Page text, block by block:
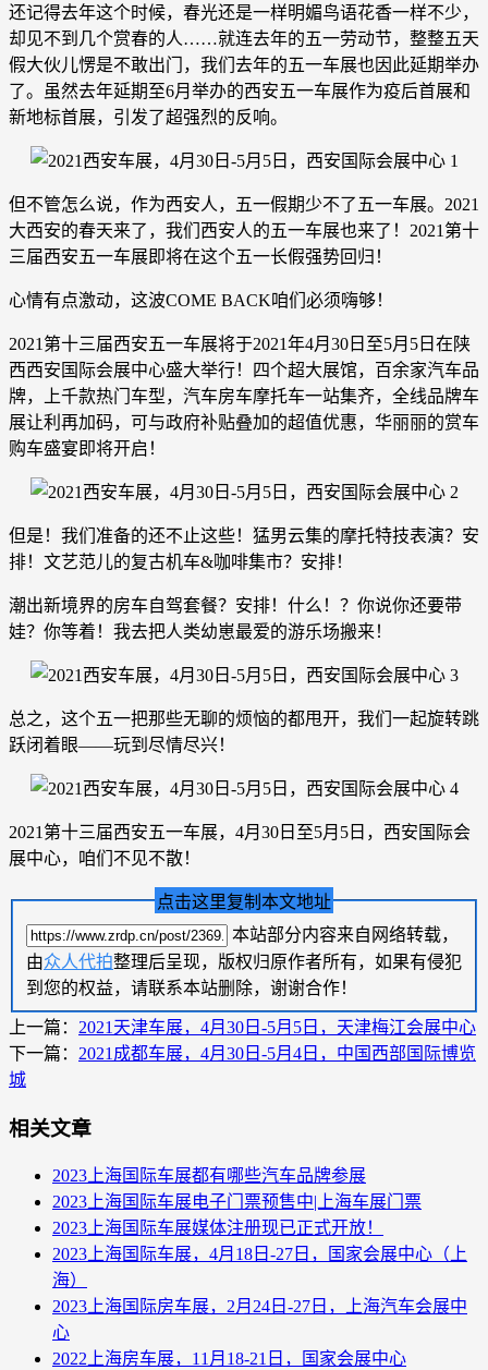
还记得去年这个时候，春光还是一样明媚鸟语花香一样不少，
却见不到几个赏春的人……就连去年的五一劳动节，整整五天
假大伙儿愣是不敢出门，我们去年的五一车展也因此延期举办
了。虽然去年延期至6月举办的西安五一车展作为疫后首展和
新地标首展，引发了超强烈的反响。
但不管怎么说，作为西安人，五一假期少不了五一车展。2021
大西安的春天来了，我们西安人的五一车展也来了！2021第十
三届西安五一车展即将在这个五一长假强势回归！
心情有点激动，这波COME BACK咱们必须嗨够！
2021第十三届西安五一车展将于2021年4月30日至5月5日在陕
西西安国际会展中心盛大举行！四个超大展馆，百余家汽车品
牌，上千款热门车型，汽车房车摩托车一站集齐，全线品牌车
展让利再加码，可与政府补贴叠加的超值优惠，华丽丽的赏车
购车盛宴即将开启！
但是！我们准备的还不止这些！猛男云集的摩托特技表演？安
排！文艺范儿的复古机车&咖啡集市？安排！
潮出新境界的房车自驾套餐？安排！什么！？你说你还要带
娃？你等着！我去把人类幼崽最爱的游乐场搬来！
总之，这个五一把那些无聊的烦恼的都甩开，我们一起旋转跳
跃闭着眼——玩到尽情尽兴！
2021第十三届西安五一车展，4月30日至5月5日，西安国际会
展中心，咱们不见不散！
点击这里复制本文地址
本站部分内容来自网络转载，
由众人代拍整理后呈现，版权归原作者所有，如果有侵犯
到您的权益，请联系本站删除，谢谢合作！
上一篇： 2021天津车展，4月30日-5月5日，天津梅江会展中心
下一篇： 2021成都车展，4月30日-5月4日，中国西部国际博览
城
相关文章
2023上海国际车展都有哪些汽车品牌参展
2023上海国际车展电子门票预售中|上海车展门票
2023上海国际车展媒体注册现已正式开放！
2023上海国际车展，4月18日-27日，国家会展中心（上
海）
2023上海国际房车展，2月24日-27日，上海汽车会展中
心
2022上海房车展，11月18-21日，国家会展中心